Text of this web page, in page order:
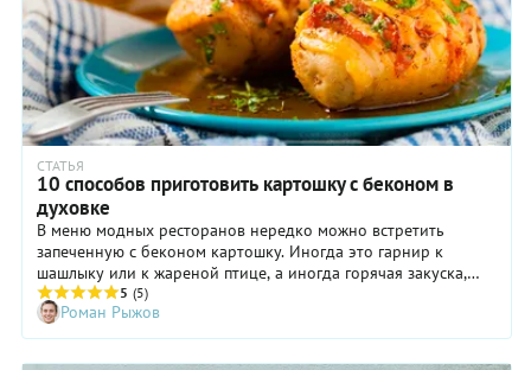
СТАТЬЯ
10 способов приготовить картошку с беконом в
духовке
В меню модных ресторанов нередко можно встретить
запеченную с беконом картошку. Иногда это гарнир к
шашлыку или к жареной птице, а иногда горячая закуска,
которую подают с соусом и листьями зеленого салата. Вроде
бы самые обычные ингредиенты — ну кого сейчас можно
удивить картошкой и беконом? Но как же это вкусно!
Делимся проверенными рецептами картошки, запеченной с
5 (5)
Роман Рыжов